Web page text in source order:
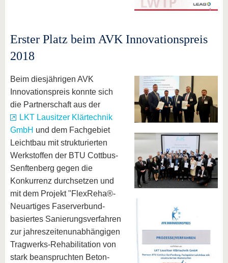
Erster Platz beim AVK Innovationspreis
2018
Beim diesjährigen AVK
Innovationspreis konnte sich
die Partnerschaft aus der
LKT Lausitzer Klärtechnik
GmbH und dem Fachgebiet
Leichtbau mit strukturierten
Werkstoffen der BTU Cottbus-
Senftenberg gegen die
Konkurrenz durchsetzen und
mit dem Projekt "FlexReha®-
Neuartiges Faserverbund-
basiertes Sanierungsverfahren
zur jahreszeitenunabhängigen
Tragwerks-Rehabilitation von
stark beanspruchten Beton-